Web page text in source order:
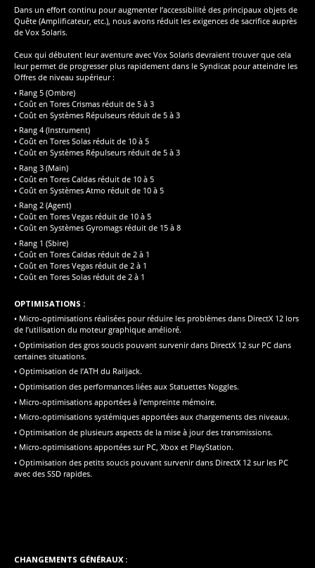
Dans un effort continu pour augmenter l’accessibilité des principaux objets de
Quête (Amplificateur, etc.), nous avons réduit les exigences de sacrifice auprès
de Vox Solaris.
Ceux qui débutent leur aventure avec Vox Solaris devraient trouver que cela
leur permet de progresser plus rapidement dans le Syndicat pour atteindre les
Offres de niveau supérieur :
• Rang 5 (Ombre)
• Coût en Tores Crismas réduit de 5 à 3
• Coût en Systèmes Répulseurs réduit de 5 à 3
• Rang 4 (Instrument)
• Coût en Tores Solas réduit de 10 à 5
• Coût en Systèmes Répulseurs réduit de 5 à 3
• Rang 3 (Main)
• Coût en Tores Caldas réduit de 10 à 5
• Coût en Systèmes Atmo réduit de 10 à 5
• Rang 2 (Agent)
• Coût en Tores Vegas réduit de 10 à 5
• Coût en Systèmes Gyromags réduit de 15 à 8
• Rang 1 (Sbire)
• Coût en Tores Caldas réduit de 2 à 1
• Coût en Tores Vegas réduit de 2 à 1
• Coût en Tores Solas réduit de 2 à 1
OPTIMISATIONS :
• Micro-optimisations réalisées pour réduire les problèmes dans DirectX 12 lors
de l’utilisation du moteur graphique amélioré.
• Optimisation des gros soucis pouvant survenir dans DirectX 12 sur PC dans
certaines situations.
• Optimisation de l’ATH du Railjack.
• Optimisation des performances liées aux Statuettes Noggles.
• Micro-optimisations apportées à l’empreinte mémoire.
• Micro-optimisations systémiques apportées aux chargements des niveaux.
• Optimisation de plusieurs aspects de la mise à jour des transmissions.
• Micro-optimisations apportées sur PC, Xbox et PlayStation.
• Optimisation des petits soucis pouvant survenir dans DirectX 12 sur les PC
avec des SSD rapides.
CHANGEMENTS GÉNÉRAUX :